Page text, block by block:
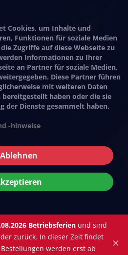
Cookies, um Inhalte und
Funktionen für soziale Medien
Zugriffe auf diese Webseite zu
Informationen zu Ihrer
an Partner für soziale Medien,
Diese Partner führen
mit weiteren Daten
bereitgestellt haben oder die sie
der Dienste gesammelt haben.
-hinweise
Ablehnen
Betriebsferienund sind
zurück. In dieser Zeit findet
werden erst ab
×